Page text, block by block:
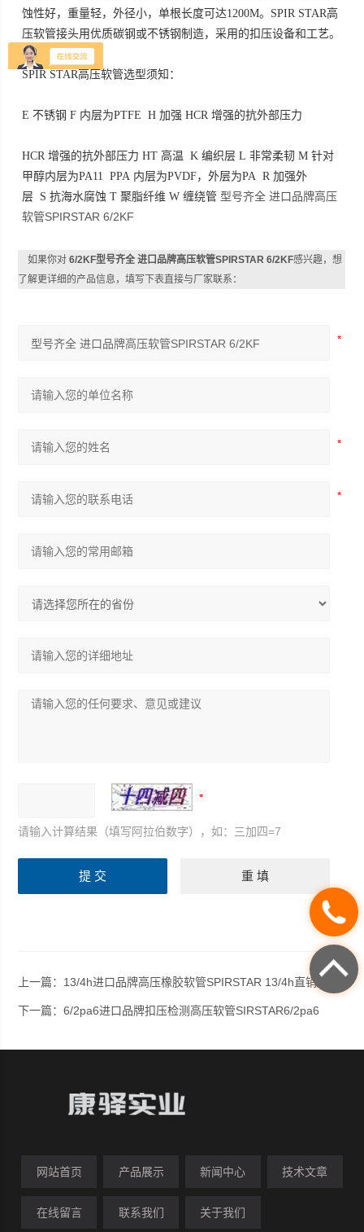
蚀性好，重量轻，外径小，单根长度可达1200M。SPIR STAR高
压软管接头用优质碳钢或不锈钢制造，采用的扣压设备和工艺。
SPIR STAR高压软管选型须知：
E 不锈钢 F 内层为PTFE H 加强 HCR 增强的抗外部压力
HCR 增强的抗外部压力 HT 高温 K 编织层 L 非常柔韧 M 针对
甲醇内层为PA11 PPA 内层为PVDF，外层为PA R 加强外
层 S 抗海水腐蚀 T 聚脂纤维 W 缠绕管 型号齐全 进口品牌高压
软管SPIRSTAR 6/2KF
如果你对6/2KF型号齐全 进口品牌高压软管SPIRSTAR 6/2KF感兴趣，想
了解更详细的产品信息，填写下表直接与厂家联系：
请输入计算结果（填写阿拉伯数字），如：三加四=7
上一篇： 13/4h进口品牌高压橡胶软管SPIRSTAR 13/4h直销店
下一篇：6/2pa6进口品牌扣压检测高压软管SIRSTAR6/2pa6
网站首页 产品展示 新闻中心 技术文章
在线留言 联系我们 关于我们